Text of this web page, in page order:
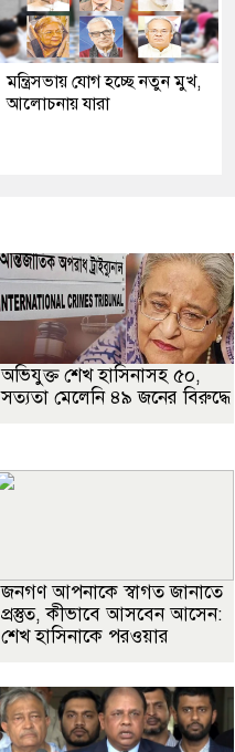
মন্ত্রিসভায় যোগ হচ্ছে নতুন মুখ,
আলোচনায় যারা
অভিযুক্ত শেখ হাসিনাসহ ৫০,
সত্যতা মেলেনি ৪৯ জনের বিরুদ্ধে
জনগণ আপনাকে স্বাগত জানাতে
প্রস্তুত, কীভাবে আসবেন আসেন:
শেখ হাসিনাকে পরওয়ার